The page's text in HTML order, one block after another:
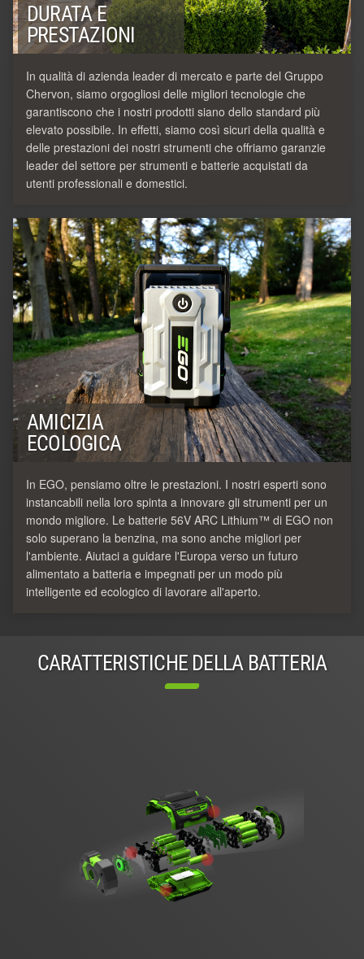
DURATA E
PRESTAZIONI
In qualità di azienda leader di mercato e parte del Gruppo
Chervon, siamo orgogliosi delle migliori tecnologie che
garantiscono che i nostri prodotti siano dello standard più
elevato possibile. In effetti, siamo così sicuri della qualità e
delle prestazioni dei nostri strumenti che offriamo garanzie
leader del settore per strumenti e batterie acquistati da
utenti professionali e domestici.
AMICIZIA
ECOLOGICA
In EGO, pensiamo oltre le prestazioni. I nostri esperti sono
instancabili nella loro spinta a innovare gli strumenti per un
mondo migliore. Le batterie 56V ARC Lithium™ di EGO non
solo superano la benzina, ma sono anche migliori per
l'ambiente. Aiutaci a guidare l'Europa verso un futuro
alimentato a batteria e impegnati per un modo più
intelligente ed ecologico di lavorare all'aperto.
CARATTERISTICHE DELLA BATTERIA